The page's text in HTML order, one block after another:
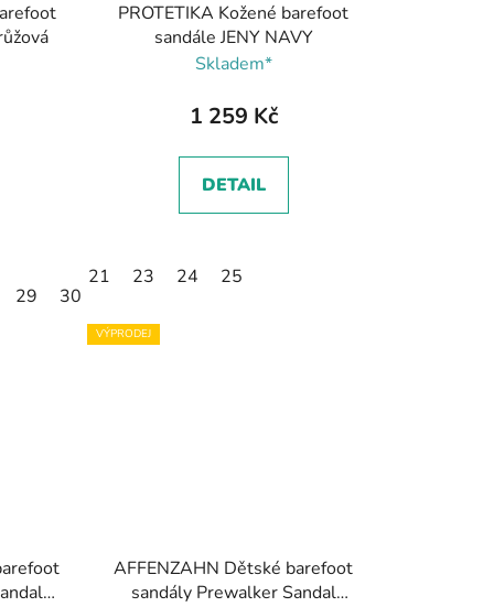
29 30
PROTETIKA Kožené barefoot
sandále JENY NAVY
Skladem*
1 259 Kč
DETAIL
21 23 24 25
VÝPRODEJ
AFFENZAHN Dětské barefoot
sandály Prewalker Sandal